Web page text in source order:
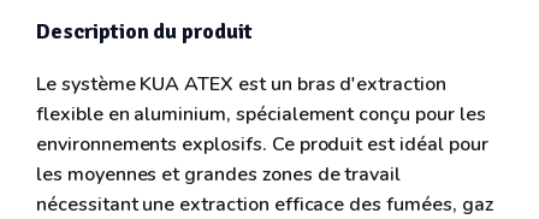
Description du produit
Le système KUA ATEX est un bras d'extraction
flexible en aluminium, spécialement conçu pour les
environnements explosifs. Ce produit est idéal pour
les moyennes et grandes zones de travail
nécessitant une extraction efficace des fumées, gaz